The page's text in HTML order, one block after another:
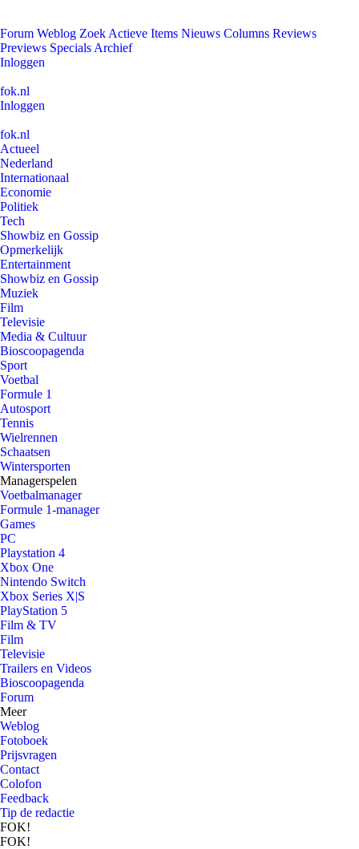
Forum Weblog Zoek Actieve Items Nieuws Columns Reviews
Previews Specials Archief
Inloggen
fok.nl
Inloggen
fok.nl
Actueel
Nederland
Internationaal
Economie
Politiek
Tech
Showbiz en Gossip
Opmerkelijk
Entertainment
Showbiz en Gossip
Muziek
Film
Televisie
Media & Cultuur
Bioscoopagenda
Sport
Voetbal
Formule 1
Autosport
Tennis
Wielrennen
Schaatsen
Wintersporten
Managerspelen
Voetbalmanager
Formule 1-manager
Games
PC
Playstation 4
Xbox One
Nintendo Switch
Xbox Series X|S
PlayStation 5
Film & TV
Film
Televisie
Trailers en Videos
Bioscoopagenda
Forum
Meer
Weblog
Fotoboek
Prijsvragen
Contact
Colofon
Feedback
Tip de redactie
FOK!
FOK!